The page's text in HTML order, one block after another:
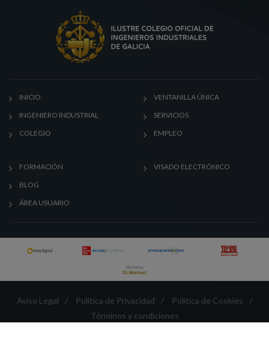
INICIO
INGENIERO INDUSTRIAL
COLEGIO
VENTANILLA ÚNICA
SERVICIOS
EMPLEO
FORMACIÓN
BLOG
ÁREA USUARIO
VISADO ELECTRÓNICO
Aviso Legal / Política de Privacidad / Política de Cookies
/
Términos y condiciones